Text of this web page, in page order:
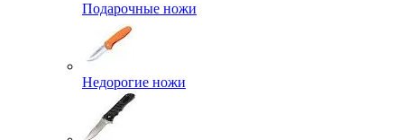
Подарочные ножи
Недорогие ножи